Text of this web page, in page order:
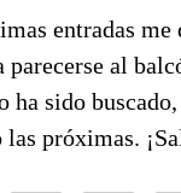
entradas me
parecerse al
ha sido
próximas.